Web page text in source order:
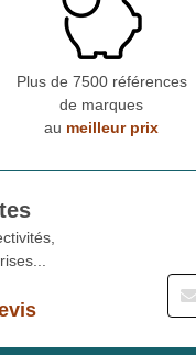
Plus de 7500 références
de marques
au meilleur prix